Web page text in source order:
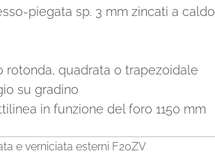
piegata sp. 3 mm zincati a caldo
rotonda, quadrata o trapezoidale
su gradino
in funzione del foro 1150 mm